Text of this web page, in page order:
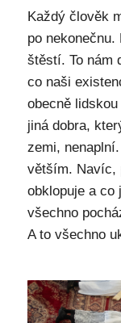
Každý člověk
po
štěstí. To nám
co naši
obecně
jiná dobra,
zemi,
větším. Navíc,
obklopuje a co
všechno
A to všechno